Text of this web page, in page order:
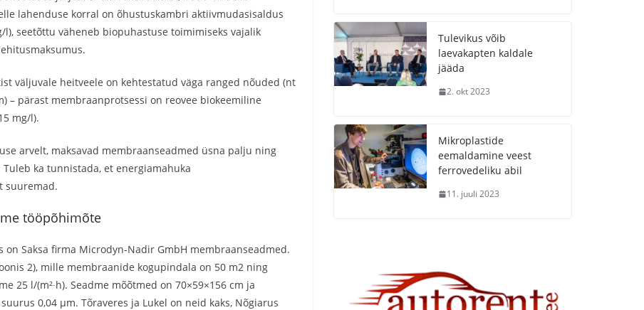
lahenduse korral on õhustuskambri aktiivmudasisaldus
seetõttu väheneb biopuhastuse toimimiseks vajalik
väljuvale heitveele on kehtestatud väga ranged nõuded (nt
– pärast membraanprotsessi on reovee biokeemiline
mg/l).
arvelt, maksavad membraanseadmed üsna palju ning
ka tunnistada, et energiamahuka
suuremad.
tööpõhimõte
on Saksa firma Microdyn-Nadir GmbH membraanseadmed.
2), mille membraanide kogupindala on 50 m2 ning
25 l/(m²∙h). Seadme mõõtmed on 70×59×156 cm ja
0,04 μm. Tõraveres ja Lukel on neid kaks, Nõgiarus
Tulevikus võib
laevakapten kaldale
jääda
2. okt 2023
Mikroplastide
eemaldamine veest
ferrovedeliku abil
11. juuli 2023